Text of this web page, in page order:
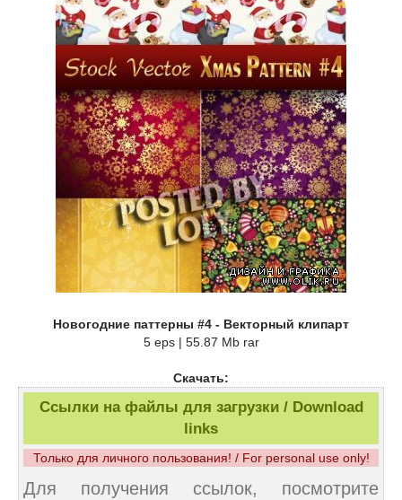
Новогодние паттерны #4 - Векторный клипарт
5 eps | 55.87 Mb rar
Скачать:
Ссылки на файлы для загрузки / Download
links
Только для личного пользования! / For personal use only!
Для получения ссылок, посмотрите